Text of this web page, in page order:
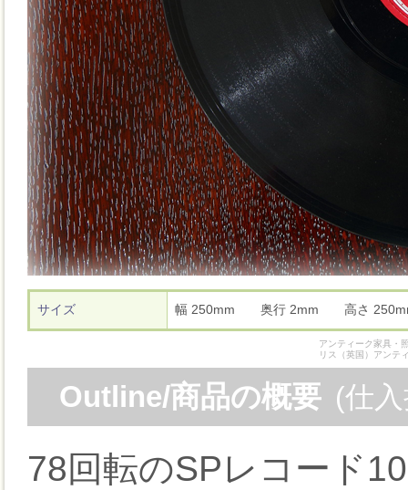
サイズ 幅 250mm 奥行 2mm 高さ
アンティーク家具・
リス（英国）アンテ
Outline/商品の概要 (仕
78回転のSPレコード